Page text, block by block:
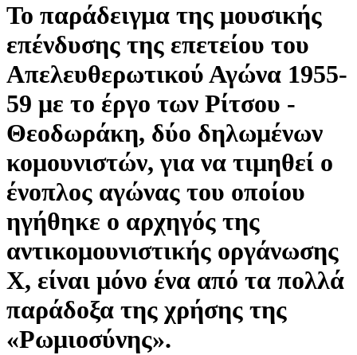
Το παράδειγμα της μουσικής
επένδυσης της επετείου του
Απελευθερωτικού Αγώνα 1955-
59 με το έργο των Ρίτσου -
Θεοδωράκη, δύο δηλωμένων
κομουνιστών, για να τιμηθεί ο
ένοπλος αγώνας του οποίου
ηγήθηκε ο αρχηγός της
αντικομουνιστικής οργάνωσης
Χ, είναι μόνο ένα από τα πολλά
παράδοξα της χρήσης της
«Ρωμιοσύνης».